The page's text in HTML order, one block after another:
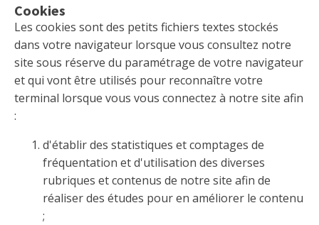
Cookies
Les cookies sont des petits fichiers textes stockés
dans votre navigateur lorsque vous consultez notre
site sous réserve du paramétrage de votre navigateur
et qui vont être utilisés pour reconnaître votre
terminal lorsque vous vous connectez à notre site afin
:
d'établir des statistiques et comptages de
fréquentation et d'utilisation des diverses
rubriques et contenus de notre site afin de
réaliser des études pour en améliorer le contenu
;